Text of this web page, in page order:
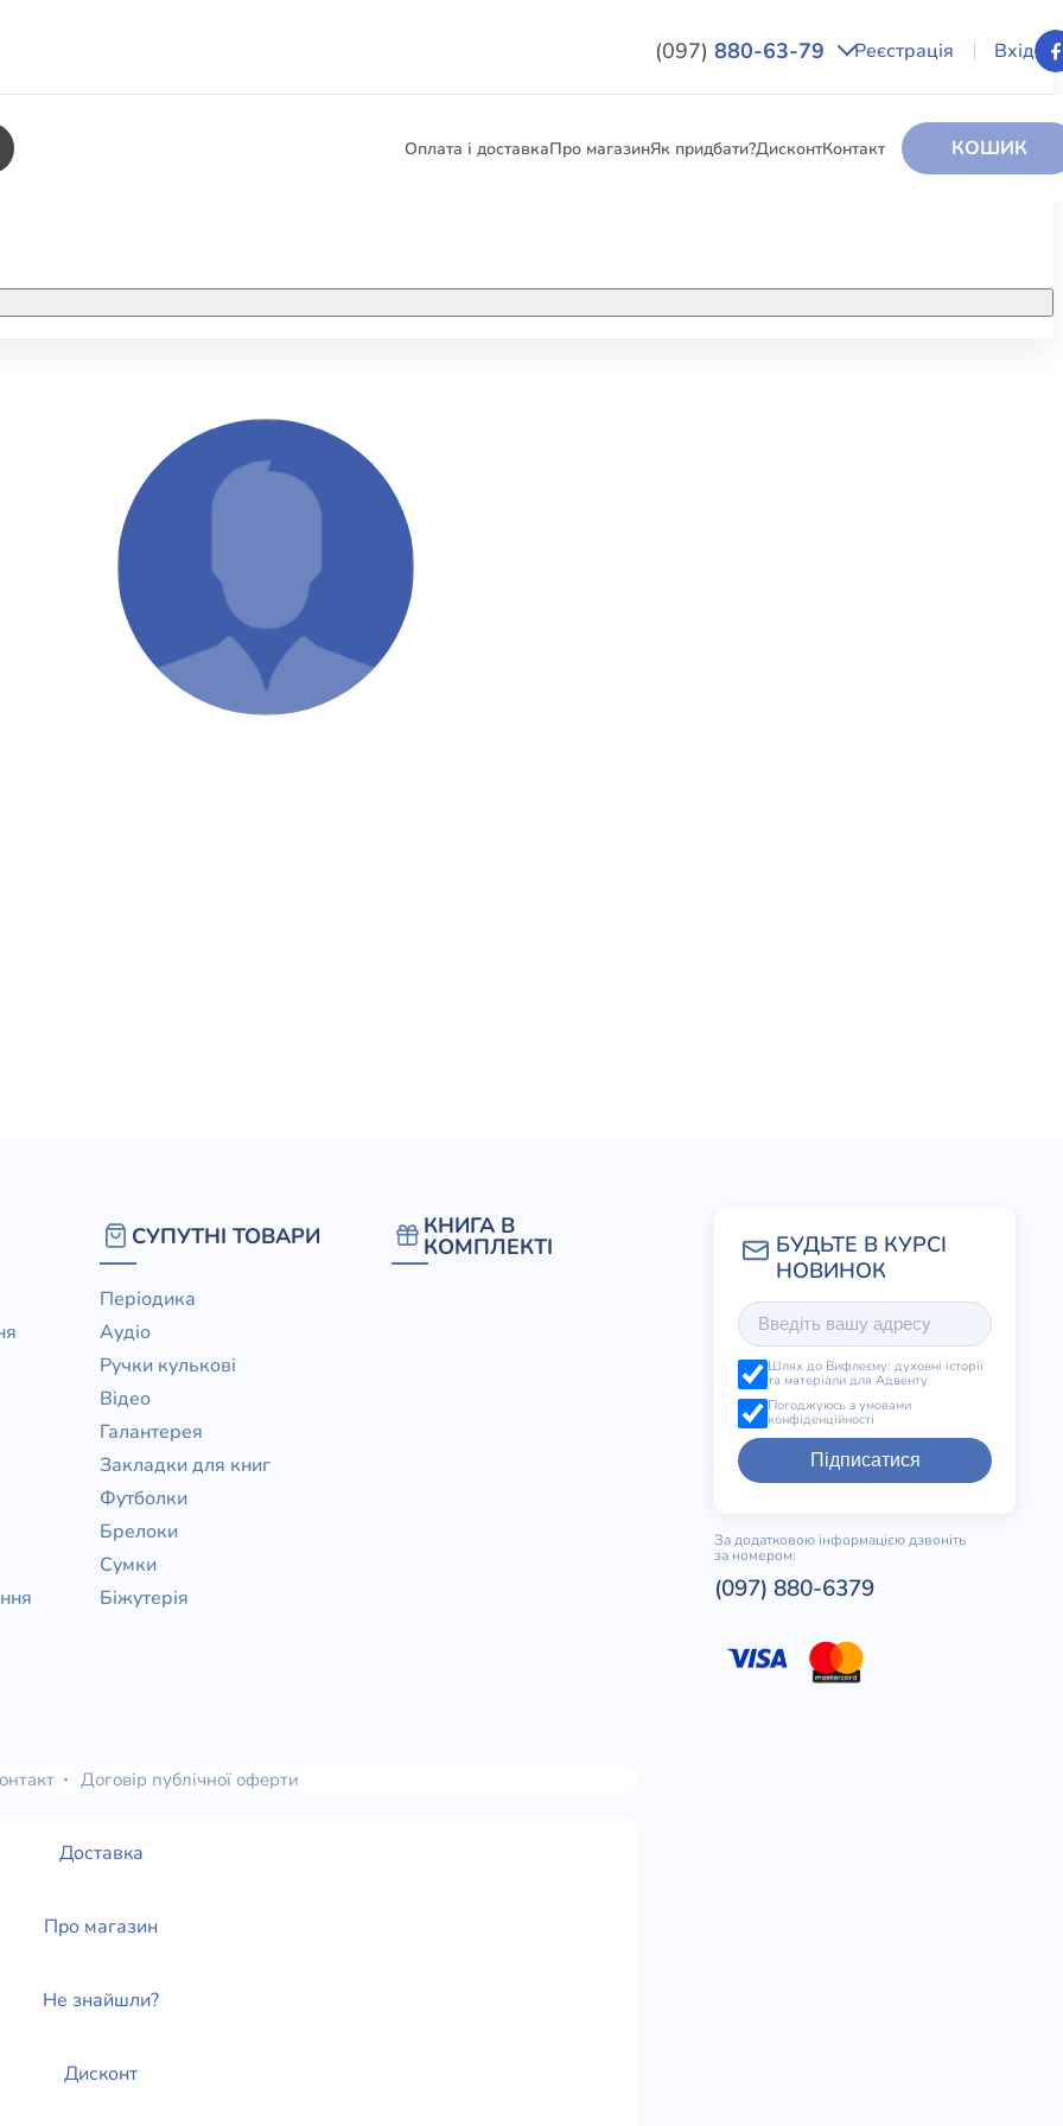
(097) 880-63-79 Реєстрація Вхід
Оплата і доставкаПро магазинЯк придбати?ДисконтКонтакт КОШИК
консультування
ЕЛЕКТРОННІ КНИГИ
КНИГА В КОМПЛЕКТІ
СУПУТНІ ТОВАРИ
Періодика
Аудіо
Ручки кулькові
Відео
Галантерея
Закладки для книг
Футболки
Брелоки
Сумки
Біжутерія
КНИГА В
КОМПЛЕКТІ
Шлях до Вифлеєму: духовні історії
та матеріали для Адвенту
Погоджуюсь з умовами
конфіденційності
Підписатися
За додатковою інформацією дзвоніть
за номером:
(097) 880-6379
Договір публічної оферти
Доставка
Про магазин
Не знайшли?
Дисконт